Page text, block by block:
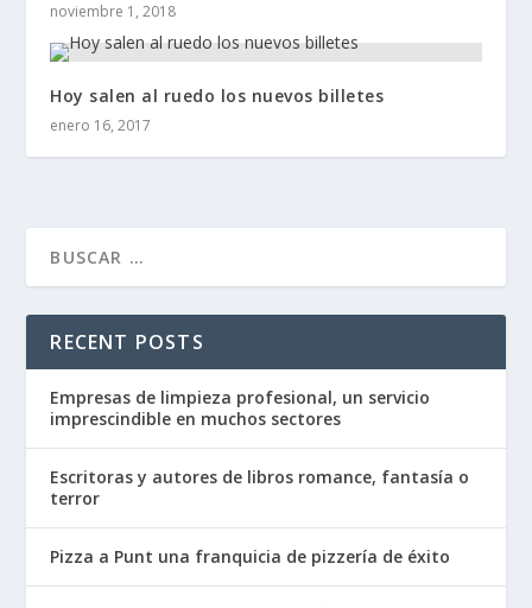
noviembre 1, 2018
Hoy salen al ruedo los nuevos billetes
enero 16, 2017
RECENT POSTS
Empresas de limpieza profesional, un servicio
imprescindible en muchos sectores
Escritoras y autores de libros romance, fantasía o
terror
Pizza a Punt una franquicia de pizzería de éxito